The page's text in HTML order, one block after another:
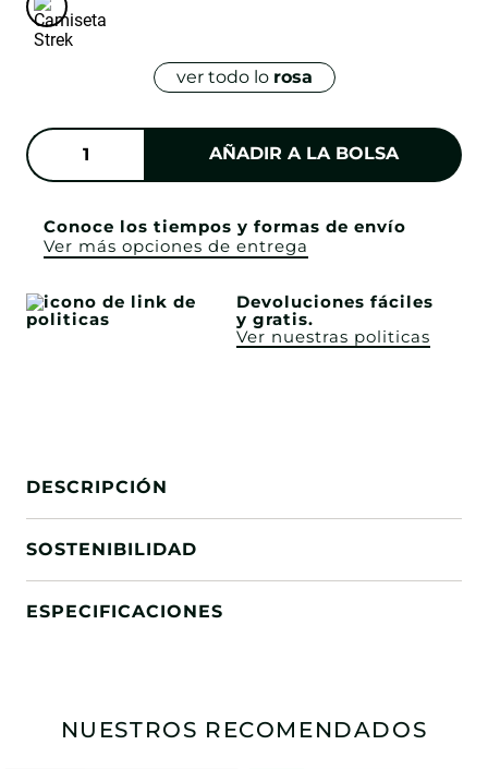
ver todo lo rosa
AÑADIR A LA BOLSA
Conoce los tiempos y formas de envío
Ver más opciones de entrega
Devoluciones fáciles
y gratis.
Ver nuestras politicas
DESCRIPCIÓN
SOSTENIBILIDAD
ESPECIFICACIONES
NUESTROS RECOMENDADOS